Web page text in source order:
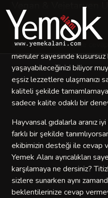
Vegan & Vejetaryen
Vegan & Vejetaryen
Lezzet beklentilerinize
menüler sayesinde
yaşayabileceğinizi biliyor
eşsiz lezzetlere ulaşmanızı
kaliteli şekilde
sadece kalite odaklı bir
Hayvansal gıdalarla aranız
farklı bir şekilde
ekibimizin desteği ile cevap
Yemek Alanı ayrıcalıkları
karşılamaya ne dersiniz?
sizlere sunarken aynı
beklentilerinize cevap